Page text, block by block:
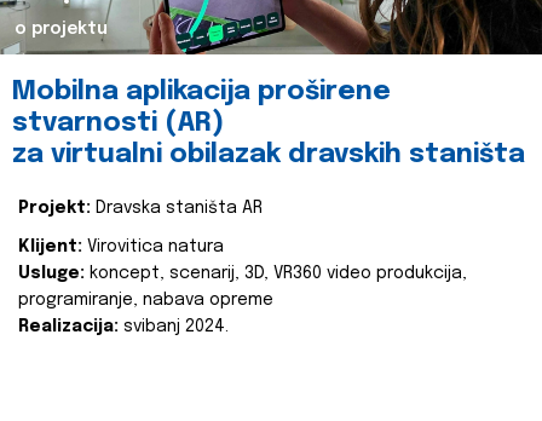
o projektu
Mobilna aplikacija proširene
stvarnosti (AR)
za virtualni obilazak dravskih staništa
Projekt: Dravska staništa AR
Klijent: Virovitica natura
Usluge: koncept, scenarij, 3D, VR360 video produkcija,
programiranje, nabava opreme
Realizacija: svibanj 2024.